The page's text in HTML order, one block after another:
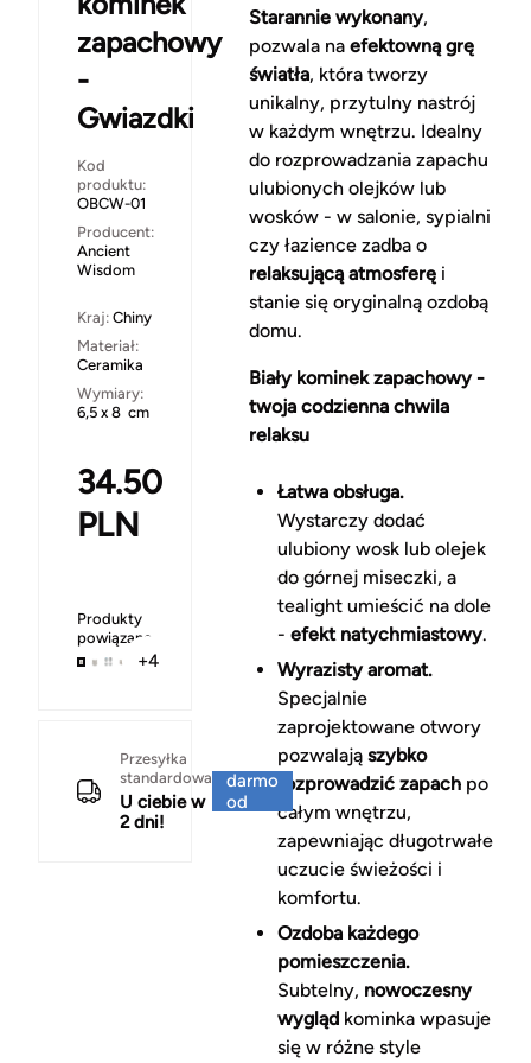
zapachowy
-
Gwiazdki
Kod
produktu:
OBCW-01
Producent:
Ancient
Wisdom
Kraj: Chiny
Materiał:
Ceramika
Wymiary:
6,5 x 8 cm
34.50
PLN
Produkty
powiązane
+4
Przesyłka
standardowa
U ciebie w
2 dni!
darmo
od
Starannie wykonany,
pozwala na efektowną grę
światła, która tworzy
unikalny, przytulny nastrój
w każdym wnętrzu. Idealny
do rozprowadzania zapachu
ulubionych olejków lub
wosków - w salonie, sypialni
czy łazience zadba o
relaksującą atmosferęi
stanie się oryginalną ozdobą
domu.
Biały kominek zapachowy -
twoja codzienna chwila
relaksu
Łatwa obsługa.
Wystarczy dodać
ulubiony wosk lub olejek
do górnej miseczki, a
tealight umieścić na dole
- efekt natychmiastowy.
Wyrazisty aromat.
Specjalnie
zaprojektowane otwory
pozwalają szybko
rozprowadzić zapachpo
całym wnętrzu,
zapewniając długotrwałe
uczucie świeżości i
komfortu.
Ozdoba każdego
pomieszczenia.
Subtelny, nowoczesny
wyglądkominka wpasuje
się w różne style